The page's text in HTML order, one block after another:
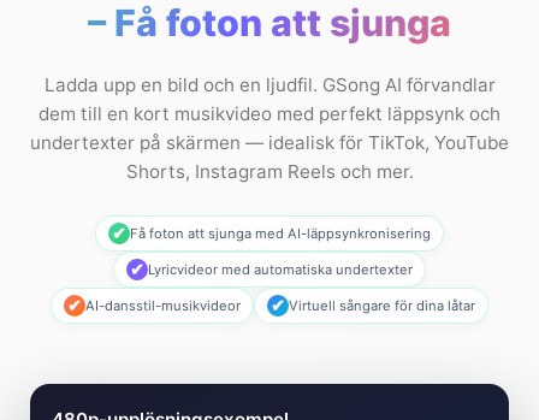
– Få foton att sjunga
Ladda upp en bild och en ljudfil. GSong AI förvandlar
dem till en kort musikvideo med perfekt läppsynk och
undertexter på skärmen — idealisk för TikTok, YouTube
Shorts, Instagram Reels och mer.
✔ Få foton att sjunga med AI-läppsynkronisering
✔ Lyricvideor med automatiska undertexter
✔ AI-dansstil-musikvideor ✔ Virtuell sångare för dina låtar
AI-verktyg för att skapa